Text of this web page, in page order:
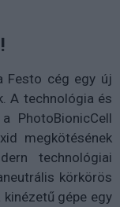
Festo cég egy új
A technológia és
PhotoBionicCell
megkötésének
technológiai
körkörös
gépe egy